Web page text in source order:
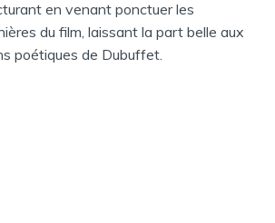
en venant ponctuer les
du film, laissant la part belle aux
poétiques de Dubuffet.